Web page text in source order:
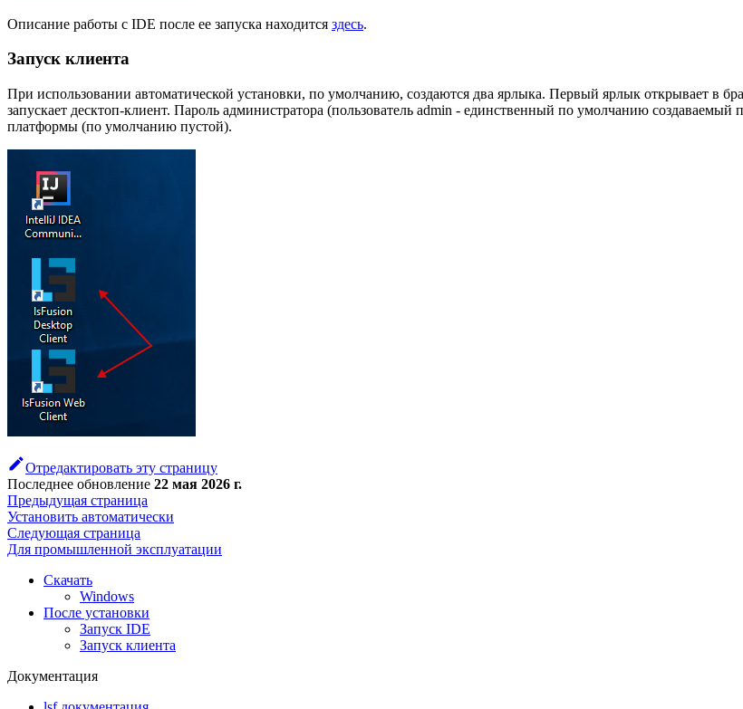
Описание работы с IDE после ее запуска находится здесь.
Запуск клиента
При использовании автоматической установки, по умолчанию, создаются два ярлыка. Первый ярлык открывает в
запускает десктоп-клиент. Пароль администратора (пользователь admin - единственный по умолчанию создаваемый
платформы (по умолчанию пустой).
Отредактировать эту страницу
Последнее обновление 22 мая 2026 г.
Предыдущая страница
Установить автоматически
Следующая страница
Для промышленной эксплуатации
Скачать
Windows
После установки
Запуск IDE
Запуск клиента
Документация